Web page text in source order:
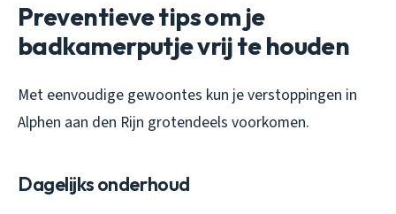
Preventieve tips om je
badkamerputje vrij te houden
Met eenvoudige gewoontes kun je verstoppingen in
Alphen aan den Rijn grotendeels voorkomen.
Dagelijks onderhoud